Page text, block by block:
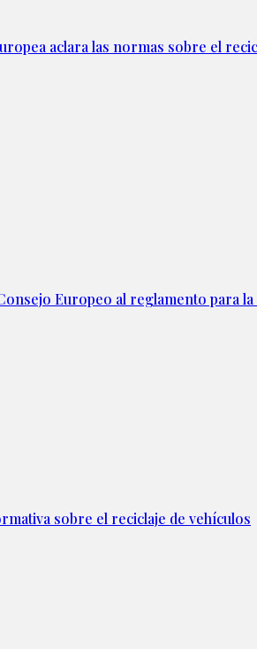
aclara las normas sobre el
Europeo al reglamento para
sobre el reciclaje de vehículos